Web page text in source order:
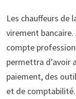
Les chauffeurs de
virement bancaire.
compte
permettra d’avoir
paiement, des
et de comptabilité.